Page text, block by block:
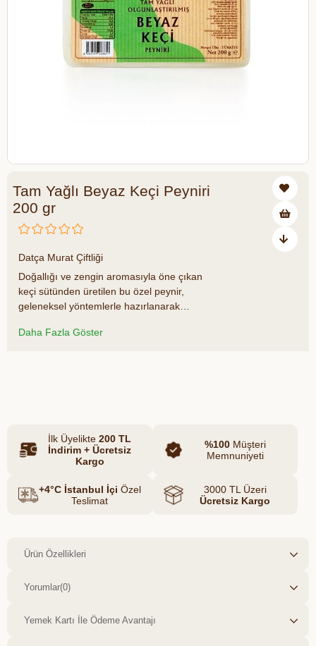
Tam Yağlı Beyaz Keçi Peyniri
200 gr
Datça Murat Çiftliği
Doğallığı ve zengin aromasıyla öne çıkan
keçi sütünden üretilen bu özel peynir,
geleneksel yöntemlerle hazırlanarak
sayesinde yumuşak ve kremamsı bir
Daha Fazla Göster
İlk Üyelikte 200 TL
İndirim + Ücretsiz
Kargo
%100Müşteri
Memnuniyeti
+4°C İstanbul İçi Özel
Teslimat
3000 TL Üzeri
Ücretsiz Kargo
Ürün Özellikleri
Yorumlar(0)
Yemek Kartı İle Ödeme Avantajı